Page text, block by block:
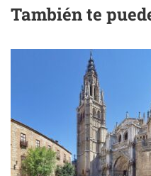
También te